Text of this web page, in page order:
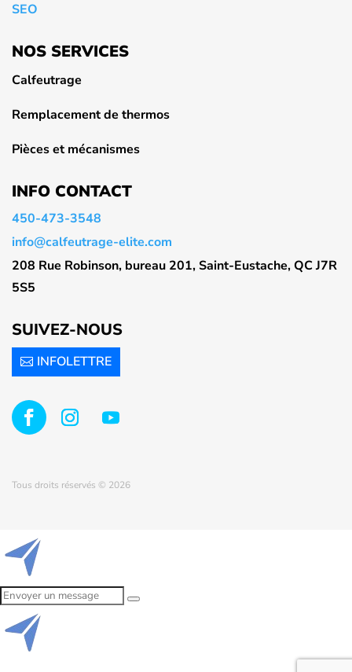
SEO
NOS SERVICES
Calfeutrage
Remplacement de thermos
Pièces et mécanismes
INFO CONTACT
450-473-3548
info@calfeutrage-elite.com
208 Rue Robinson, bureau 201, Saint-Eustache, QC J7R
5S5
SUIVEZ-NOUS
INFOLETTRE
Tous droits réservés © 2026